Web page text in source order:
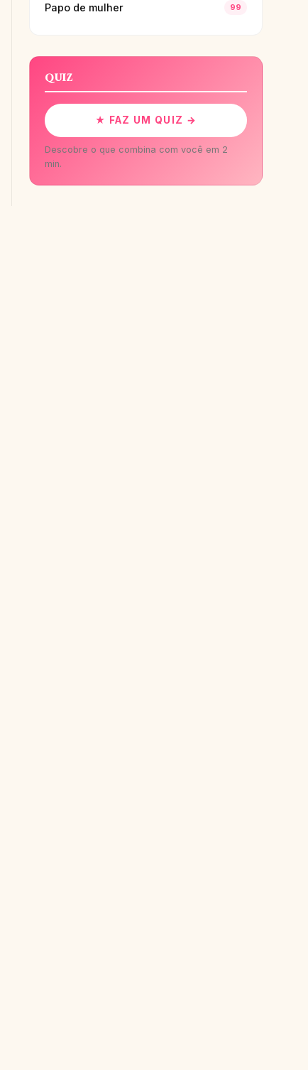
Papo de mulher 99
QUIZ
★ FAZ UM QUIZ →
Descobre o que combina com você em 2
min.